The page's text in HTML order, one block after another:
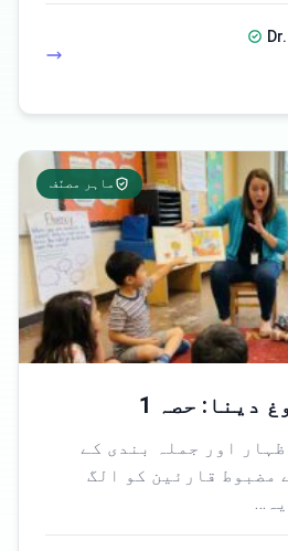
ماہر مصنّف
دینا: حصہ 1
اور جملہ بندی کے
مضبوط قارئین کو الگ